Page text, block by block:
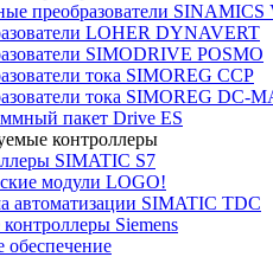
преобразователи SINAMICS
LOHER DYNAVERT
SIMODRIVE POSMO
тока SIMOREG CCP
тока SIMOREG DC-
пакет Drive ES
контроллеры
SIMATIC S7
модули LOGO!
автоматизации SIMATIC TDC
Siemens